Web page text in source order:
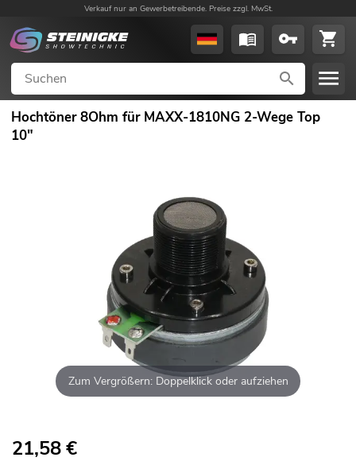
Verkauf nur an Gewerbetreibende. Preise zzgl. MwSt.
Hochtöner 8Ohm für MAXX-1810NG 2-Wege Top
10"
Zum Vergrößern: Doppelklick oder aufziehen
21,58€